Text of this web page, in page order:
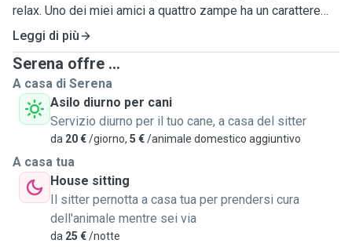
relax. Uno dei miei amici a quattro zampe ha un carattere
non molto socievole con gli altri cani o persone, per cui
sono pronta a destreggiarmi anche in queste circostanze;
mentre l'altro è totalmente l'opposto, è molto docile e
socievole e sarà in grando di andare d'accordo con altri
cani. Amo molto gli animali, per cui sarei molto felice
potermi prendere cura di loro. Sono disponibile 5 giorni su
7 (dal mercoledì alla domenica) per stare insieme, giocare
e fare tante passeggite con i vostri animali. Avendo a casa
due cani di taglia grande, come ho già detto
precedentemente, facciamo lunghe passeggiate e
giochiamo insieme fuori al mio terrazzo. Per eventuali orari
possiamo metterci d'accordo in qualsiasi momento, per cui
Leggi di più
Serena offre ...
A casa di Serena
Asilo diurno per cani
Servizio diurno per il tuo cane, a casa del sitter
da 20 €/giorno, 5 €/animale domestico aggiuntivo
A casa tua
House sitting
Il sitter pernotta a casa tua per prendersi cura
dell'animale mentre sei via
da 25 €/notte